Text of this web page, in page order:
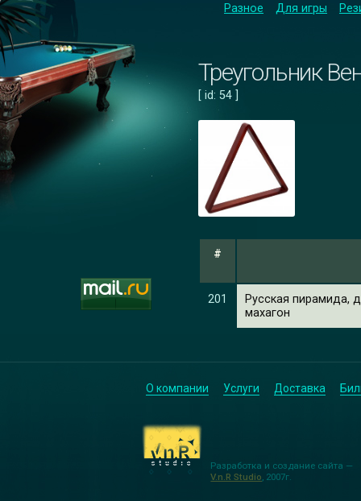
Разное
Для игры
Треугольник
[ id: 54 ]
#
201
Русская пирамида,
махагон
О компании Услуги Доставка
Разработка и создание сайта —
V.n.R Studio , 2007г.